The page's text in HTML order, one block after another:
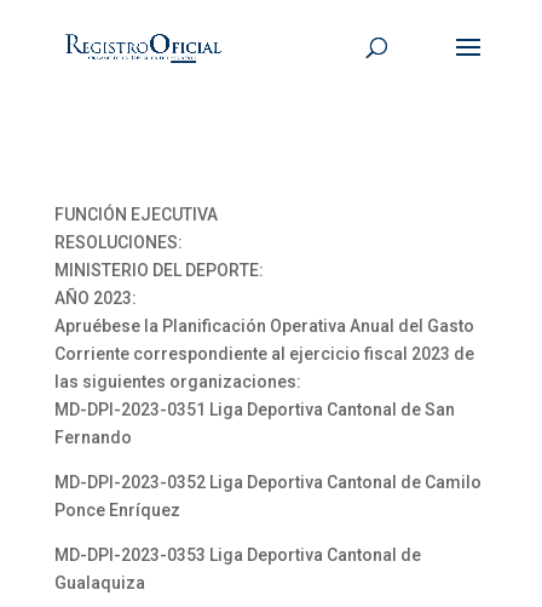
FUNCIÓN EJECUTIVA
RESOLUCIONES:
MINISTERIO DEL DEPORTE:
AÑO 2023:
Apruébese la Planificación Operativa Anual del Gasto
Corriente correspondiente al ejercicio fiscal 2023 de
las siguientes organizaciones:
MD-DPI-2023-0351 Liga Deportiva Cantonal de San
Fernando
MD-DPI-2023-0352 Liga Deportiva Cantonal de Camilo
Ponce Enríquez
MD-DPI-2023-0353 Liga Deportiva Cantonal de
Gualaquiza